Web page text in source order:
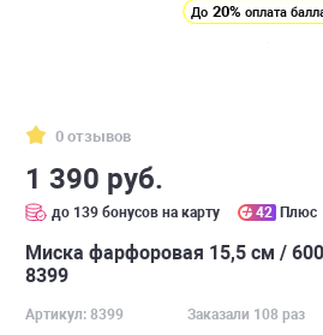
До 20% оплата
0 отзывов
1 390 руб.
до 139 бонусов на карту 42 Плюс
Миска фарфоровая 15,5 см /
8399
Артикул: 8399 Заказали 108 раз